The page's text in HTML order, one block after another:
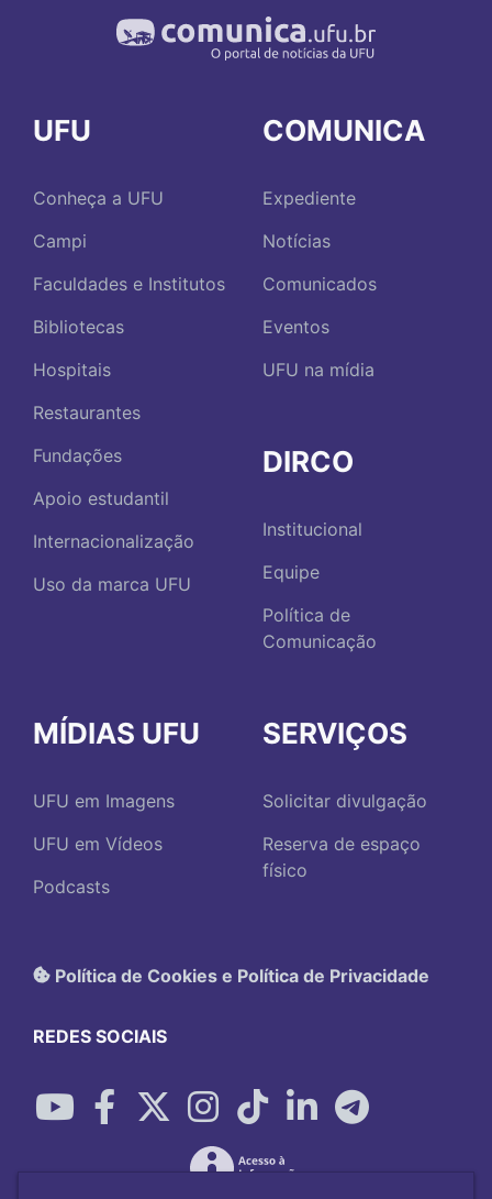
UFU
Conheça a UFU
Campi
Faculdades e Institutos
Bibliotecas
Hospitais
Restaurantes
Fundações
Apoio estudantil
Internacionalização
Uso da marca UFU
COMUNICA
Expediente
Notícias
Comunicados
Eventos
UFU na mídia
DIRCO
Institucional
Equipe
Política de
Comunicação
MÍDIAS UFU
UFU em Imagens
UFU em Vídeos
Podcasts
SERVIÇOS
Solicitar divulgação
Reserva de espaço
físico
Política de Cookies e Política de Privacidade
REDES SOCIAIS